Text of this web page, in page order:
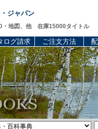
ジャパン
・地図、他 在庫15000タイトル
ログ請求 ご注文方法